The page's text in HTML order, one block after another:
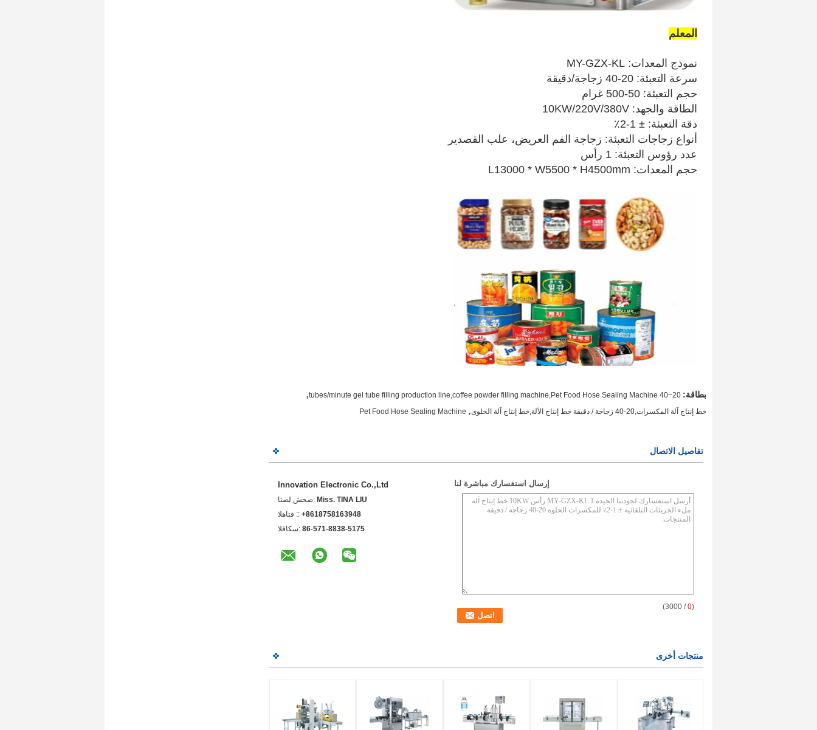
المعلم
نموذج المعدات: MY-GZX-KL
سرعة التعبئة: 20-40 زجاجة/دقيقة
حجم التعبئة: 50-500 غرام
الطاقة والجهد: 10KW/220V/380V
دقة التعبئة: ± 1-2٪
أنواع زجاجات التعبئة: زجاجة الفم العريض، علب القصدير
عدد رؤوس التعبئة: 1 رأس
حجم المعدات: L13000 * W5500 * H4500mm
بطاقة: 20~40 tubes/minute gel tube filling production line,coffee powder filling machine,Pet Food Hose Sealing Machine
,
خط إنتاج آلة المكسرات,20-40 زجاجة / دقيقة خط إنتاج الآلة,خط إنتاج آلة الحلوى ,
Pet Food Hose Sealing Machine
تفاصيل الاتصال
Innovation Electronic Co.,Ltd
اتصل شخص: Miss. TINA LIU
الهاتف :: +8618758163948
الفاكس: 86-571-8838-5175
إرسال استفسارك مباشرة لنا
(
0
/ 3000)
منتجات أخرى